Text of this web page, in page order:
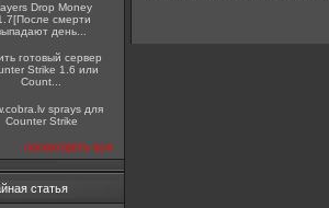
Drop Money
смерти
день...
готовый сервер
Strike 1.6 или
Count...
sprays для
Counter Strike
посмотреть все
статья